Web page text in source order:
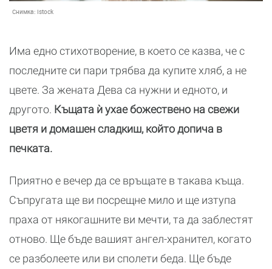
Снимка: Istock
Има едно стихотворение, в което се казва, че с
последните си пари трябва да купите хляб, а не
цвете. За жената Дева са нужни и едното, и
другото. Къщата ѝ ухае божествено на свежи
цветя и домашен сладкиш, който допича в
печката.
Приятно е вечер да се връщате в такава къща.
Съпругата ще ви посрещне мило и ще изтупа
праха от някогашните ви мечти, та да заблестят
отново. Ще бъде вашият ангел-хранител, когато
се разболеете или ви сполети беда. Ще бъде